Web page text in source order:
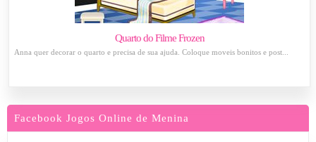
Quarto do Filme Frozen
Anna quer decorar o quarto e precisa de sua ajuda. Coloque moveis bonitos e post...
Facebook Jogos Online de Menina